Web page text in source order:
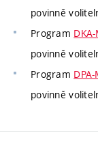
povinně
Program DKA-
povinně
Program DPA-
povinně